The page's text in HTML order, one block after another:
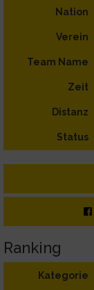
Nation
Verein
Team Name
Zeit
Distanz
Status
Ranking
Kategorie